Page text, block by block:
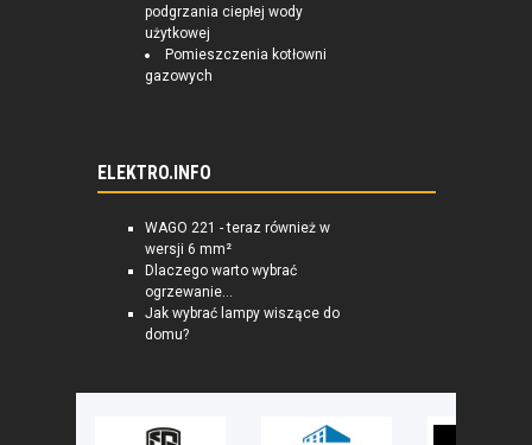
podgrzania ciepłej wody
użytkowej
Pomieszczenia kotłowni
gazowych
ELEKTRO.INFO
WAGO 221 - teraz również w
wersji 6 mm²
Dlaczego warto wybrać
ogrzewanie...
Jak wybrać lampy wiszące do
domu?